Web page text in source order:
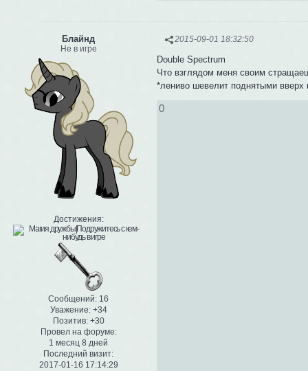
2015-09-01 18:32:50
Блайнд
Не в игре
Достижения:
Сообщений: 16
Уважение: +34
Позитив: +30
Провел на форуме:
1 месяц 8 дней
Последний визит:
2017-01-16 17:14:29
Double Spectrum
Что взглядом меня своим
*лениво шевелит поднятыми вверх
0